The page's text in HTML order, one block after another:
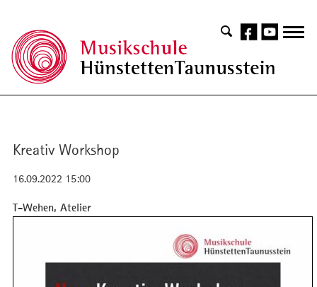
Kreativ Workshop
16.09.2022 15:00
T-Wehen, Atelier